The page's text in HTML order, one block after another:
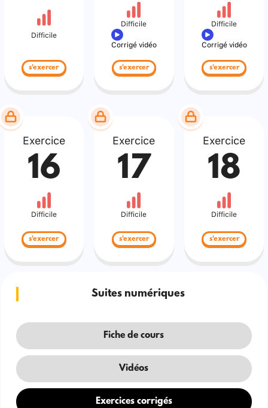
Difficile
s'exercer
Difficile
Corrigé vidéo
s'exercer
Difficile
Corrigé vidéo
s'exercer
Exercice
16
Difficile
s'exercer
Exercice
17
Difficile
s'exercer
Exercice
18
Difficile
s'exercer
Suites numériques
Fiche de cours
Vidéos
Exercices corrigés